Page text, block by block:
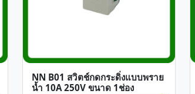
NN B01 สวิตช์กดกระดิ่งแบบพราย
น้ำ 10A 250V ขนาด 1ช่อง